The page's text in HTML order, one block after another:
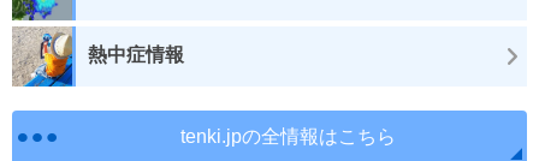
熱中症情報
tenki.jpの全情報はこちら